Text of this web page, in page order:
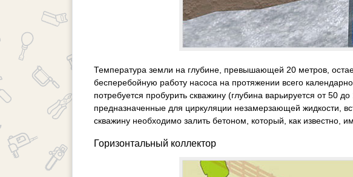
Температура земли на глубине, превышающей 20 метров,
бесперебойную работу насоса на протяжении всего
потребуется пробурить скважину (глубина варьируется от 50
предназначенные для циркуляции незамерзающей жидкости,
скважину необходимо залить бетоном, который, как известно,
Горизонтальный коллектор